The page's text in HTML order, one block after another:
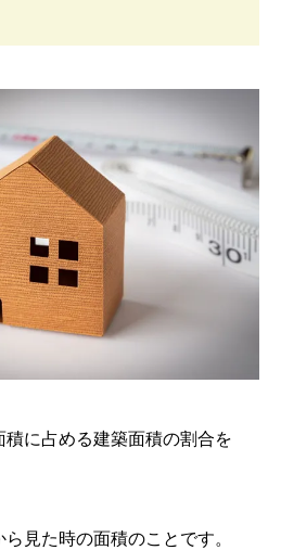
に占める建築面積の割合を
見た時の面積のことです。